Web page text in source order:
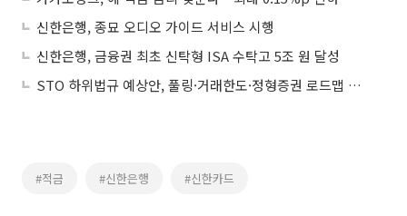
신한은행, 종묘 오디오 가이드 서비스 시행
신한은행, 금융권 최초 신탁형 ISA 수탁고 5조 원 달성
STO 하위법규 예상안, 풀링·거래한도·정형증권 로드맵 제시
#적금 #신한은행 #신한카드